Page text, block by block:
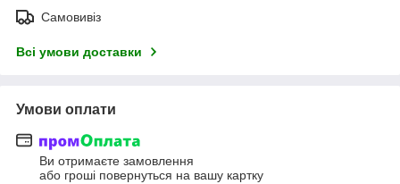
Самовивіз
Всі умови доставки
Умови оплати
Ви отримаєте замовлення
або гроші повернуться на вашу картку